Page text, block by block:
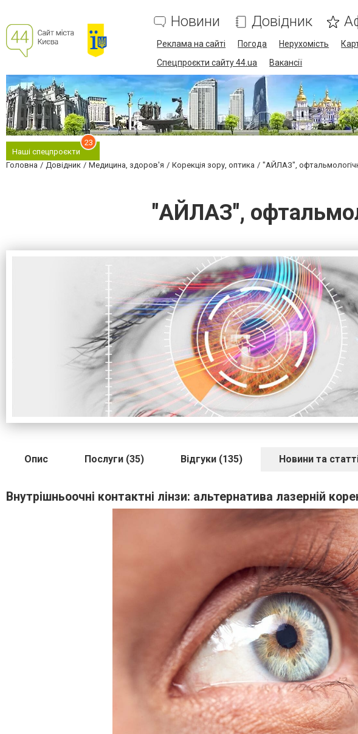
Новини Довідник
Реклама на сайті Погода Нерухомість
Спецпроєкти сайту 44.ua
Вакансії
Наші спецпроєкти
23
Головна Довідник Медицина, здоров'я Корекція зору, оптика "АЙЛАЗ",
"АЙЛАЗ",
Опис Послуги (35) Відгуки (135) Новини та
Внутрішньоочні контактні лінзи: альтернатива лазерній